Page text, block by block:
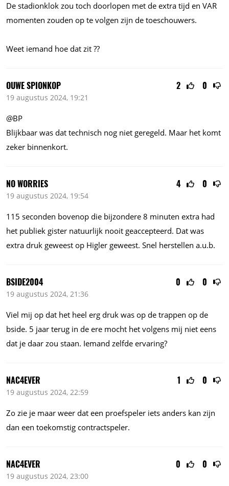
De stadionklok zou toch doorlopen met de extra tijd en VAR
momenten zouden op te volgen zijn de toeschouwers.
Weet iemand hoe dat zit ??
2 0
OUWE SPIONKOP
19 augustus 2024, 19:21
@BP
Blijkbaar was dat technisch nog niet geregeld. Maar het komt
zeker binnenkort.
4 0
NO WORRIES
19 augustus 2024, 19:54
115 seconden bovenop die bijzondere 8 minuten extra had
het publiek gister natuurlijk nooit geaccepteerd. Dat was
extra druk geweest op Higler geweest. Snel herstellen a.u.b.
0 0
BSIDE2004
19 augustus 2024, 21:36
Viel mij op dat het heel erg druk was op de trappen op de
bside. 5 jaar terug in de ere mocht het volgens mij niet eens
dat je daar zou staan. Iemand zelfde ervaring?
1 0
NAC4EVER
19 augustus 2024, 22:59
Zo zie je maar weer dat een proefspeler iets anders kan zijn
dan een toekomstig contractspeler.
0 0
NAC4EVER
19 augustus 2024, 23:00